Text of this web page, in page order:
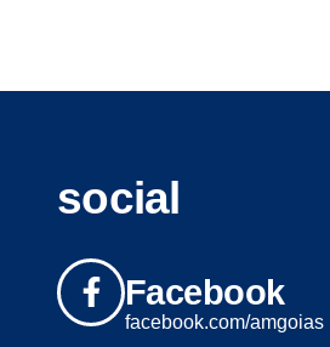
social
Facebook
facebook.com/amgoias